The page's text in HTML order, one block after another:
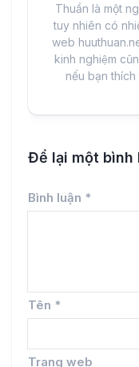
Thuần là một
tuy nhiên có
web
kinh nghiệm
nếu bạn
Để lại một bình
Bình luận *
Tên *
Trang web